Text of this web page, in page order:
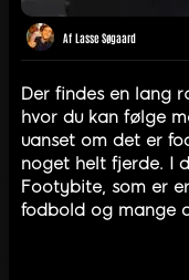
Af Lasse Søgaard
Der findes en lang
hvor du kan følge
uanset om det er
noget helt fjerde. I
Footybite, som er
fodbold og mange